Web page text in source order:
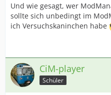
Und wie gesagt, wer
sollte sich unbedingt im
ich Versuchskaninchen habe
CiM-player
Schüler